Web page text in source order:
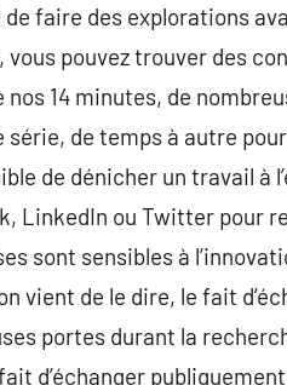
de faire des explorations
vous pouvez trouver des
nos 14 minutes, de
série, de temps à autre
de dénicher un travail à
LinkedIn ou Twitter pour
sont sensibles à
vient de le dire, le fait
portes durant la
d’échanger